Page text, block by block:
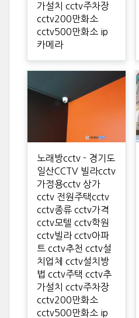
가설치 cctv주차장
cctv200만화소
cctv500만화소 ip
카메라
노래방cctv - 경기도
일산CCTV 빌라cctv
가정용cctv 상가
cctv 전원주택cctv
cctv종류 cctv가격
cctv모텔 cctv학원
cctv빌라 cctv아파
트 cctv추천 cctv설
치업체 cctv설치방
법 cctv주택 cctv추
가설치 cctv주차장
cctv200만화소
cctv500만화소 ip